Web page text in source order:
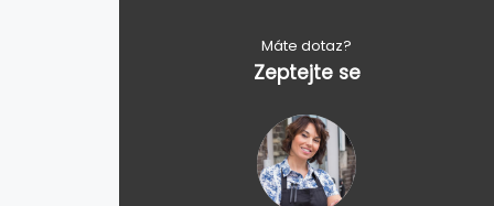
Máte dotaz?
Zeptejte se